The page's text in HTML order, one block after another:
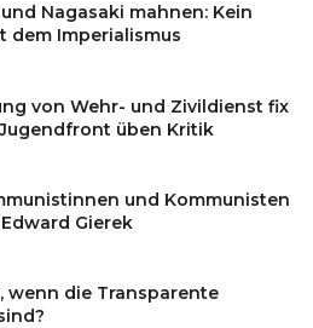
Nagasaki mahnen: Kein
dem Imperialismus
von Wehr- und Zivildienst fix
üben Kritik
und Kommunisten
Gierek
wenn die Transparente